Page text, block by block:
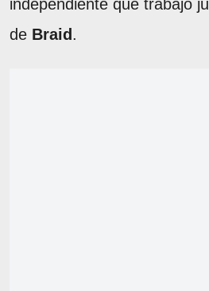
independiente que trabajó
de Braid.